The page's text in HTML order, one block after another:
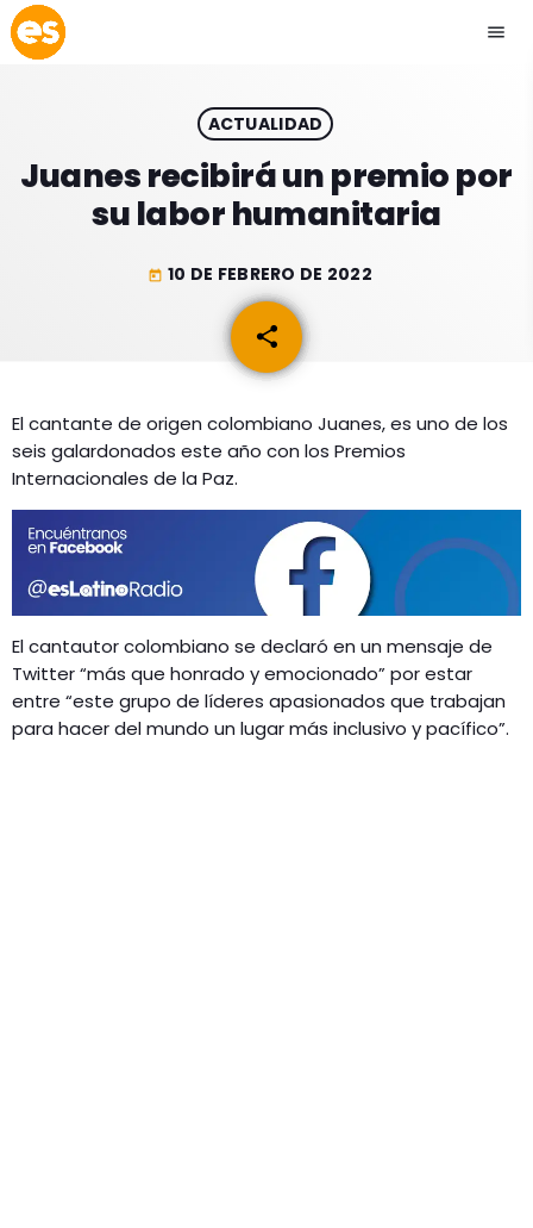
menu
EMISIÓN LA PAZ
EMISIÓN COCHABAMBA
ACTUALIDAD
GEEKERS
MÚSICA
ENTRETENIMIENTO
LOS + TOP
PROGRAMACIÓN
INICIO
RADIO SPLENDID
CONTACTO
ACTUALIDAD
Juanes recibirá un premio por
su labor humanitaria
today 10 DE FEBRERO DE 2022
share
email
El cantante de origen colombiano Juanes, es uno de los
seis galardonados este año con los Premios
Internacionales de la Paz.
El cantautor colombiano se declaró en un mensaje de
Twitter “más que honrado y emocionado” por estar
entre “este grupo de líderes apasionados que trabajan
para hacer del mundo un lugar más inclusivo y pacífico”.